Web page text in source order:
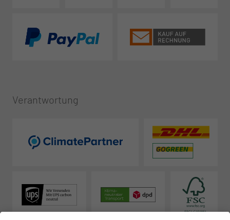
Verantwortung